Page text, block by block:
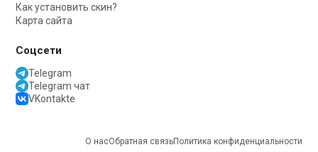
Как установить скин?
Карта сайта
Соцсети
Telegram
Telegram чат
VKontakte
О насОбратная связьПолитика конфиденциальности